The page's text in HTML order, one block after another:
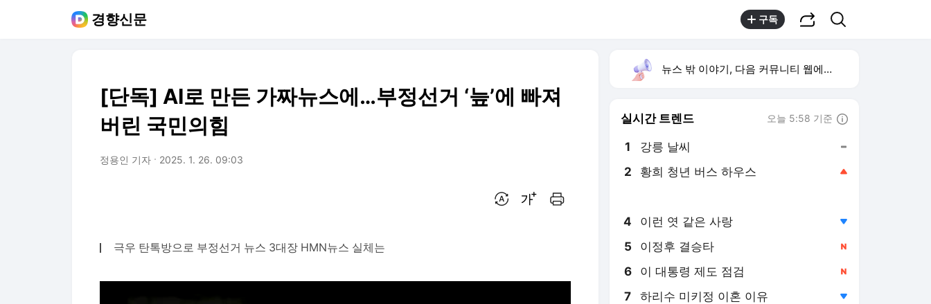
경향신문 구독
[단독] AI로 만든 가짜뉴스에…부정선거 ‘늪’에 빠져
버린 국민의힘
정용인 기자 2025. 1. 26. 09:03
극우 탄톡방으로 부정선거 뉴스 3대장 HMN뉴스 실체는
뉴스 밖 이야기, 다음 커뮤니티 웹에서 보기
실시간 트렌드 오늘 5:58 기준
1 강릉 날씨
2 황희 청년 버스 하우스
4 이런 엿 같은 사랑
5 이정후 결승타
6 이 대통령 제도 점검
7 하리수 미키정 이혼 이유